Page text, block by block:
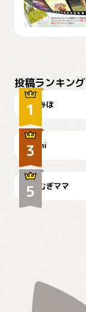
投稿ランキング
みほ
可愛い？
mi
🌻とむぎ！
むぎママ